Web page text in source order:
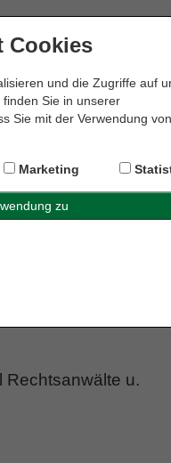
Cookies
und die Zugriffe auf
Sie in unserer
Sie mit der Verwendung
Marketing
GbR
Rechtsanwälte u.